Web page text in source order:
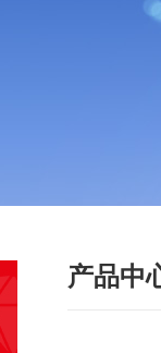
产品中